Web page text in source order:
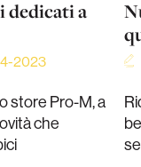
a
2023
store Pro-M, a
che